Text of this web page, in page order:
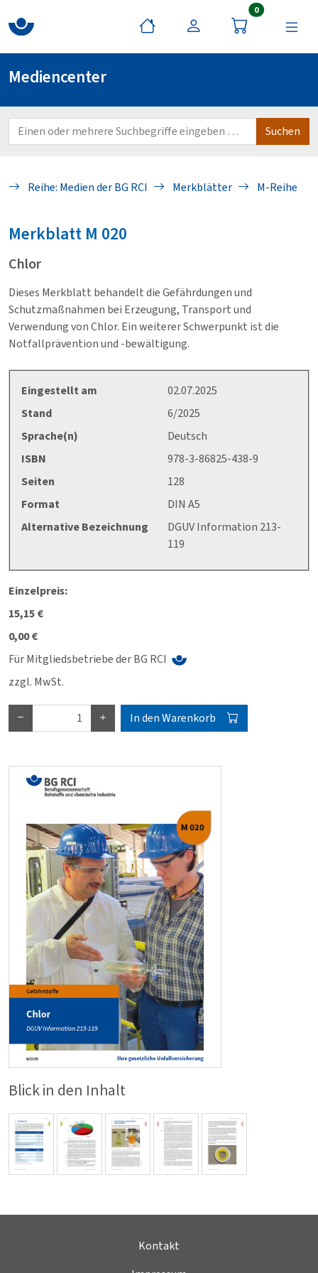
0Artikel im
Mediencenter
Reihe: Medien der BG RCI Merkblätter M-Reihe
Blick in den Inhalt
Merkblatt M 020
Chlor
Dieses Merkblatt behandelt die Gefährdungen und
Schutzmaßnahmen bei Erzeugung, Transport und
Verwendung von Chlor. Ein weiterer Schwerpunkt ist die
Notfallprävention und -bewältigung.
Eingestellt am
02.07.2025
Stand
6/2025
Sprache(n)
Deutsch
ISBN
978-3-86825-438-9
Seiten
128
Format
DIN A5
Alternative Bezeichnung
DGUV Information 213-
119
Einzelpreis:
15,15 €
0,00 €
Für Mitgliedsbetriebe der BG RCI
zzgl. MwSt.
In den Warenkorb
Kontakt